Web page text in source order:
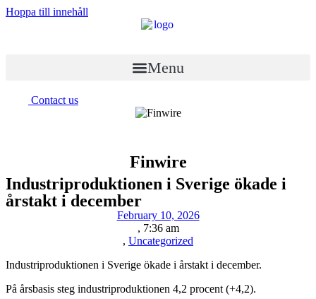
Hoppa till innehåll
Menu
Contact us
Finwire
Industriproduktionen i Sverige ökade i
årstakt i december
February 10, 2026
, 7:36 am
, Uncategorized
Industriproduktionen i Sverige ökade i årstakt i december.
På årsbasis steg industriproduktionen 4,2 procent (+4,2).